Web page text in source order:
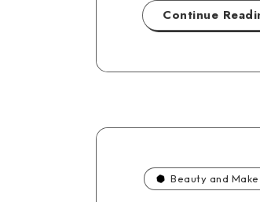
Continue
Beauty and Make